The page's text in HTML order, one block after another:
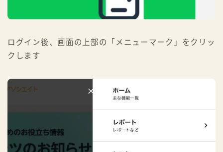
ログイン後、画面の上部の「メニューマーク」をクリッ
クします